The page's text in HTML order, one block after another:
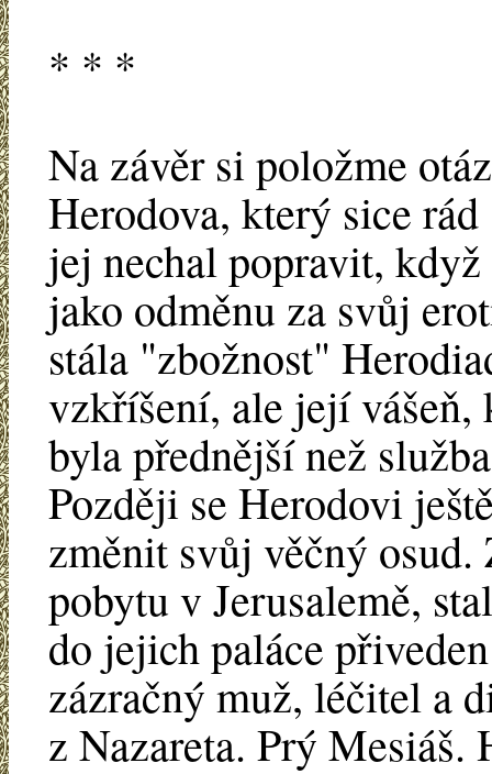
* * *
Na závěr si položme
Herodova, který sice
jej nechal popravit,
jako odměnu za svůj
stála "zbožnost"
vzkříšení, ale její vášeň,
byla přednější než
Později se Herodovi
změnit svůj věčný
pobytu v Jerusalemě,
do jejich paláce
zázračný muž, léčitel a
z Nazareta. Prý Mesiáš.